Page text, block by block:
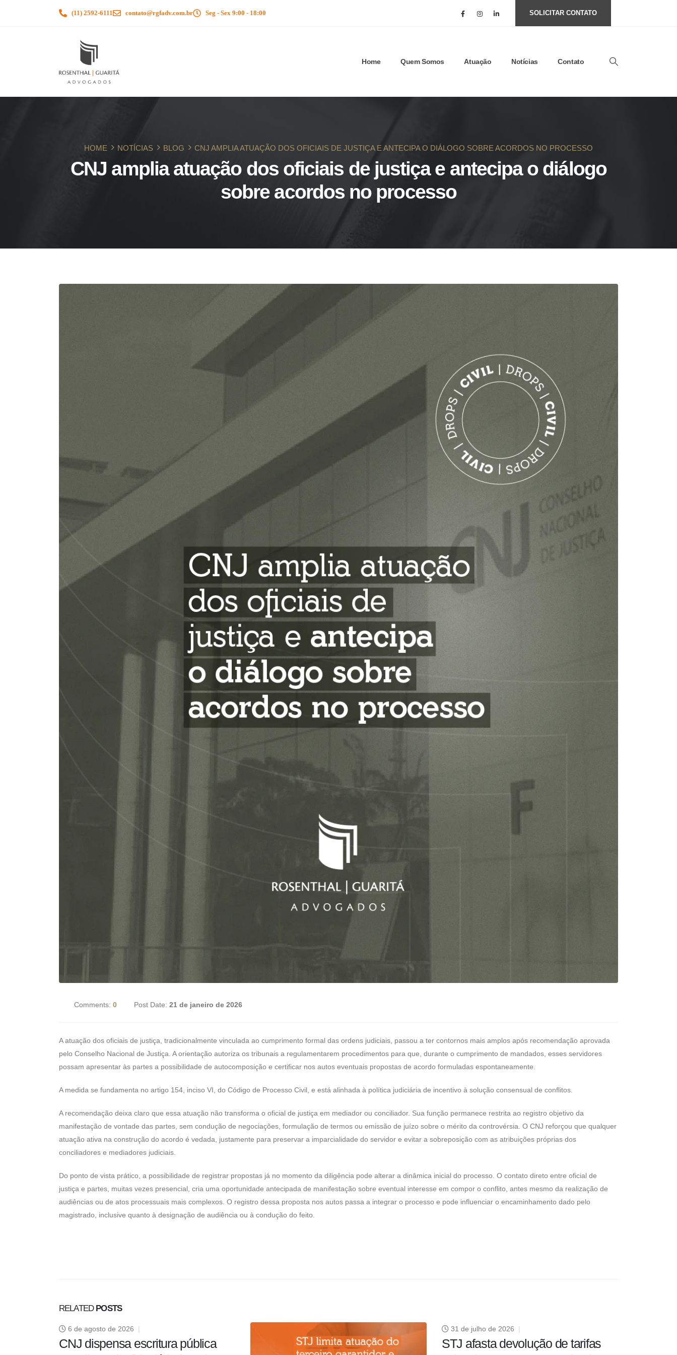
(11) 2592-6111 contato@rgfadv.com.br Seg - Sex 9:00 - 18:00 SOLICITAR CONTATO
Home Quem Somos Atuação Notícias Contato
HOME NOTÍCIAS BLOG CNJ AMPLIA ATUAÇÃO DOS OFICIAIS DE JUSTIÇA E ANTECIPA O DIÁLOGO SOBRE ACORDOS NO PROCESSO
CNJ amplia atuação dos oficiais de justiça e antecipa o diálogo
sobre acordos no processo
Comments: 0 Post Date: 21 de janeiro de 2026
A atuação dos oficiais de justiça, tradicionalmente vinculada ao cumprimento formal das ordens judiciais, passou a ter contornos mais amplos após recomendação aprovada
pelo Conselho Nacional de Justiça. A orientação autoriza os tribunais a regulamentarem procedimentos para que, durante o cumprimento de mandados, esses servidores
possam apresentar às partes a possibilidade de autocomposição e certificar nos autos eventuais propostas de acordo formuladas espontaneamente.
A medida se fundamenta no artigo 154, inciso VI, do Código de Processo Civil, e está alinhada à política judiciária de incentivo à solução consensual de conflitos.
A recomendação deixa claro que essa atuação não transforma o oficial de justiça em mediador ou conciliador. Sua função permanece restrita ao registro objetivo da
manifestação de vontade das partes, sem condução de negociações, formulação de termos ou emissão de juízo sobre o mérito da controvérsia. O CNJ reforçou que qualquer
atuação ativa na construção do acordo é vedada, justamente para preservar a imparcialidade do servidor e evitar a sobreposição com as atribuições próprias dos
conciliadores e mediadores judiciais.
Do ponto de vista prático, a possibilidade de registrar propostas já no momento da diligência pode alterar a dinâmica inicial do processo. O contato direto entre oficial de
justiça e partes, muitas vezes presencial, cria uma oportunidade antecipada de manifestação sobre eventual interesse em compor o conflito, antes mesmo da realização de
audiências ou de atos processuais mais complexos. O registro dessa proposta nos autos passa a integrar o processo e pode influenciar o encaminhamento dado pelo
magistrado, inclusive quanto à designação de audiência ou à condução do feito.
RELATED POSTS
6 de agosto de 2026
CNJ dispensa escritura pública
31 de julho de 2026
STJ afasta devolução de tarifas